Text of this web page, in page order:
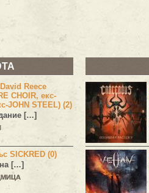
Reece
CHOIR, екс-
JOHN STEEL) (2)
[…]
SICKRED (0)
на […]